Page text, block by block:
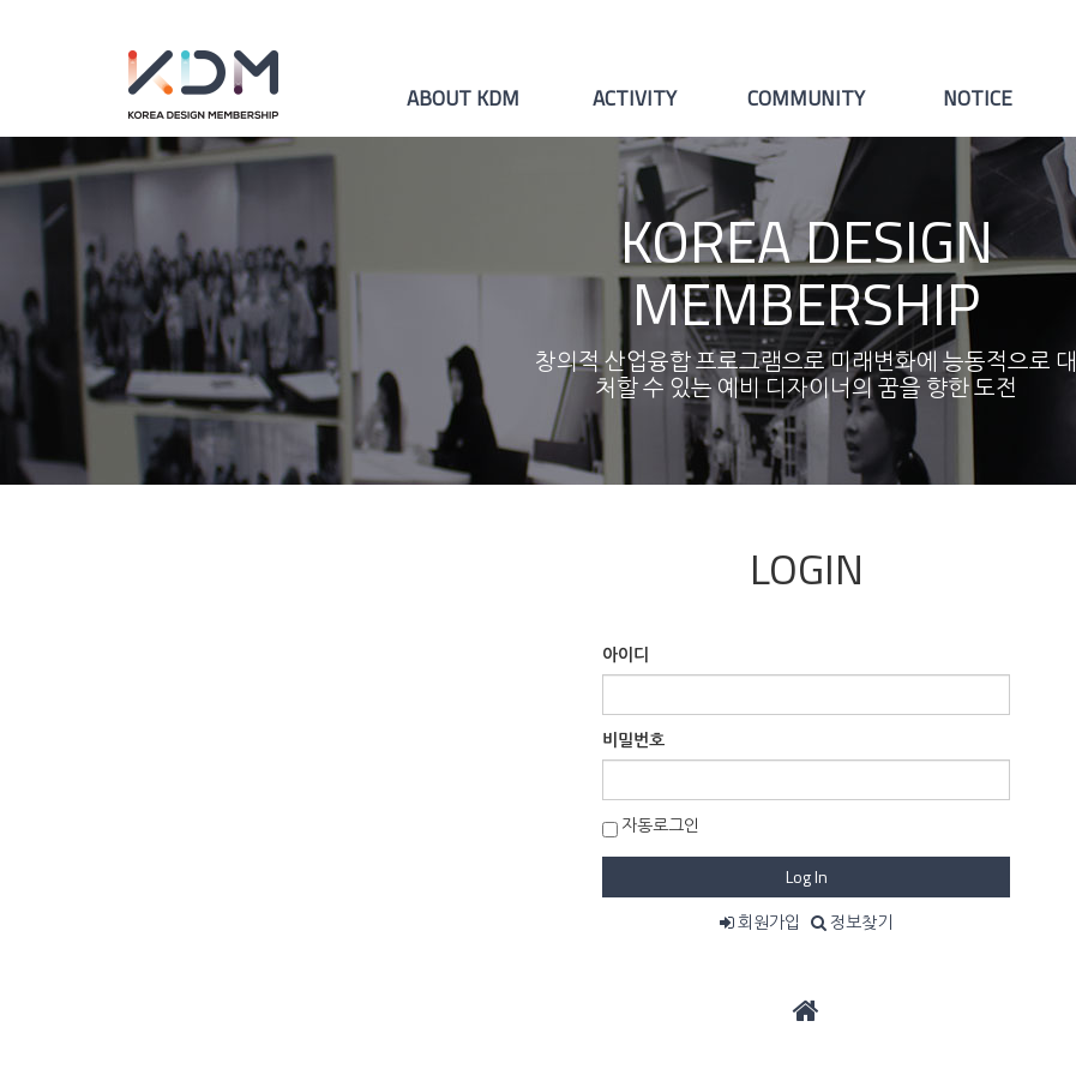
ABOUT KDM ACTIVITY COMMUNITY NOTICE
KOREA DESIGN
MEMBERSHIP
창의적 산업융합 프로그램으로 미래변화에 능동적으로 대
처할 수 있는 예비 디자이너의 꿈을 향한 도전
LOGIN
아이디
비밀번호
자동로그인
Log In
회원가입
정보찾기